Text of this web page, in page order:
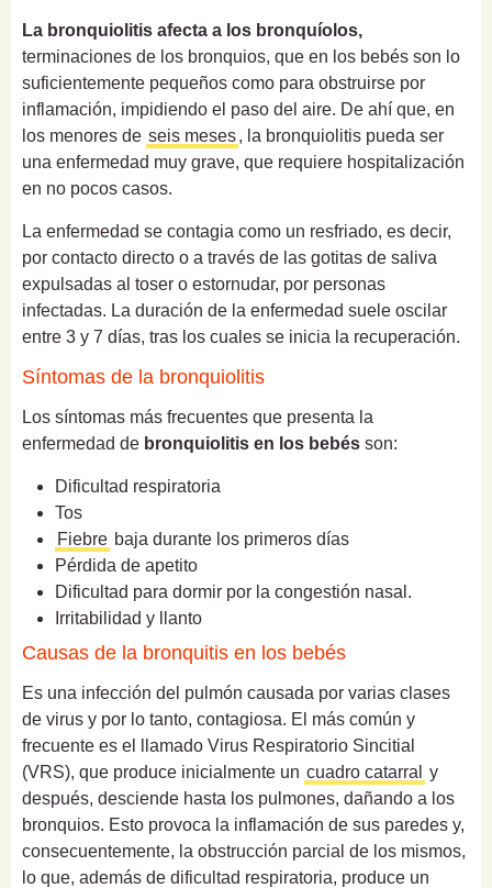
La bronquiolitis afecta a los bronquíolos,
terminaciones de los bronquios, que en los bebés son lo
suficientemente pequeños como para obstruirse por
inflamación, impidiendo el paso del aire. De ahí que, en
los menores de seis meses, la bronquiolitis pueda ser
una enfermedad muy grave, que requiere hospitalización
en no pocos casos.
La enfermedad se contagia como un resfriado, es decir,
por contacto directo o a través de las gotitas de saliva
expulsadas al toser o estornudar, por personas
infectadas. La duración de la enfermedad suele oscilar
entre 3 y 7 días, tras los cuales se inicia la recuperación.
Síntomas de la bronquiolitis
Los síntomas más frecuentes que presenta la
enfermedad de bronquiolitis en los bebés son:
Dificultad respiratoria
Tos
Fiebre baja durante los primeros días
Pérdida de apetito
Dificultad para dormir por la congestión nasal.
Irritabilidad y llanto
Causas de la bronquitis en los bebés
Es una infección del pulmón causada por varias clases
de virus y por lo tanto, contagiosa. El más común y
frecuente es el llamado Virus Respiratorio Sincitial
(VRS), que produce inicialmente un cuadro catarral
y
después, desciende hasta los pulmones, dañando a los
bronquios. Esto provoca la inflamación de sus paredes y,
consecuentemente, la obstrucción parcial de los mismos,
lo que, además de dificultad respiratoria, produce un